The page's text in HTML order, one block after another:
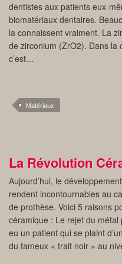
dentistes aux patients eux-
biomatériaux dentaires.
la connaissent vraiment. La
de zirconium (ZrO2). Dans la
c’est…
Matériaux
La Révolution
Aujourd’hui, le
rendent incontournables au
de prothèse. Voici 5 raisons
céramique : Le rejet du
eu un patient qui se plaint
du fameux « trait noir » au